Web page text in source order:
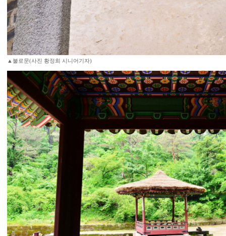
▲불로문(사진 황정희 시니어기자)